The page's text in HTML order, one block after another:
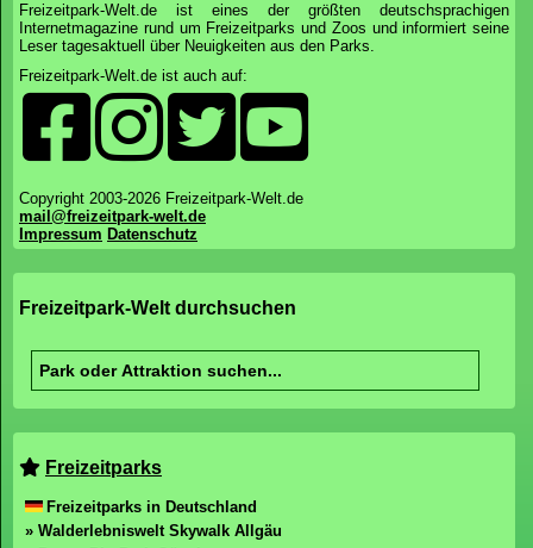
Freizeitpark-Welt.de ist eines der größten deutschsprachigen
Internetmagazine rund um Freizeitparks und Zoos und informiert seine
Leser tagesaktuell über Neuigkeiten aus den Parks.
Freizeitpark-Welt.de ist auch auf:
Copyright 2003-2026 Freizeitpark-Welt.de
mail@freizeitpark-welt.de
Impressum Datenschutz
Freizeitpark-Welt durchsuchen
Freizeitparks
Freizeitparks in Deutschland
» Walderlebniswelt Skywalk Allgäu